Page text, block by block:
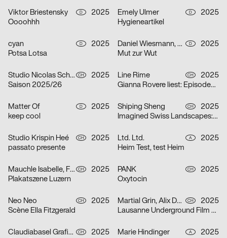
Viktor Briestensky D
2025
Oooohhh
Emely Ulmer D
2025
Hygieneartikel
cyan D
2025
Potsa Lotsa
Daniel Wiesmann, Radziejewski Robert D
2025
Mut zur Wut
Studio Nicolas Schaltegger/DNA.work CH
2025
Saison 2025/26
Line Rime CH
2025
Gianna Rovere liest: Episoden von Alltagselefanten
Matter Of D
2025
keep cool
Shiping Sheng CH
2025
Imagined Swiss Landscapes: Perspectives and Edges in Image Collage
Studio Krispin Heé CH
2025
passato presente
Ltd. Ltd. A
2025
Heim Test, test Heim
Mauchle Isabelle, Felix Pfäffli, Brechbühl Erich CH
2025
Plakatszene Luzern
PANK CH
2025
Oxytocin
Neo Neo CH
2025
Scène Ella Fitzgerald
Martial Grin, Alix Debraine CH
2025
Lausanne Underground Film & Music Festival 2025
Claudiabasel Grafik + Interaktion CH
2025
Marie Hindinger A
2025